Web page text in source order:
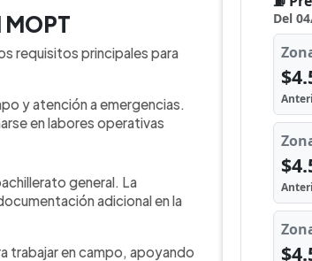
requisitos principales para
y atención a emergencias.
en labores operativas
general. La
adicional en la
trabajar en campo, apoyando